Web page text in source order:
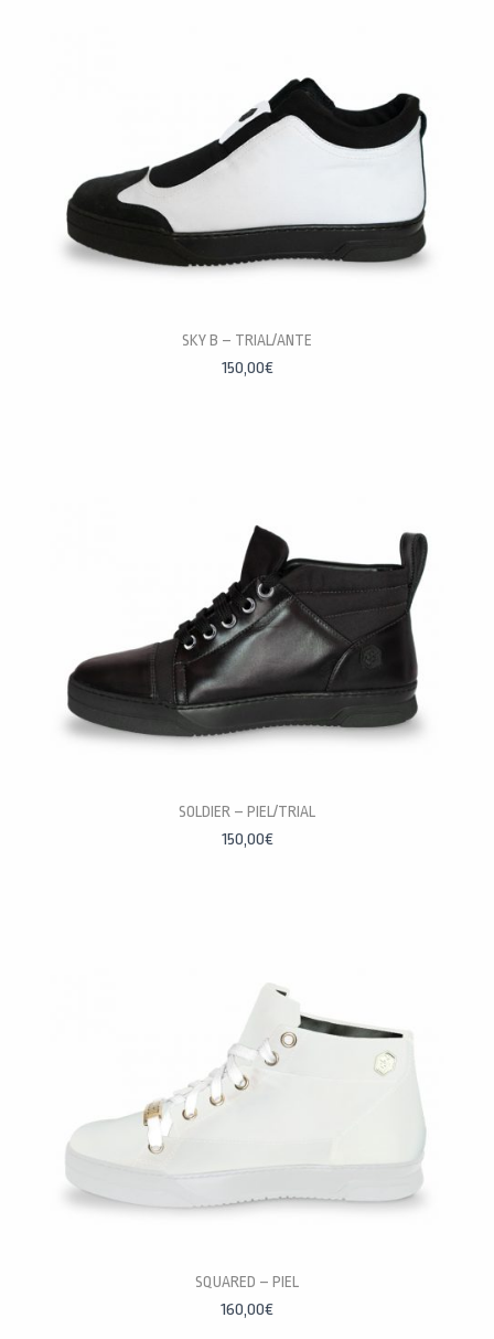
PERSONALÍZALAS
SKY B – TRIAL/ANTE
150,00€
PERSONALÍZALAS
SOLDIER – PIEL/TRIAL
150,00€
PERSONALÍZALAS
SQUARED – PIEL
160,00€